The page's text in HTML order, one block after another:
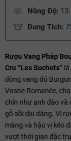
Nồng Độ:
Dung Tích:
Rượu Vang Pháp
Cru “Les Suchots”
dòng vang đỏ
Vosne-Romanée,
chín như anh đào và
gỗ sồi dịu dàng. Vị
màng và hậu vị kéo
vượt thời gian đặc